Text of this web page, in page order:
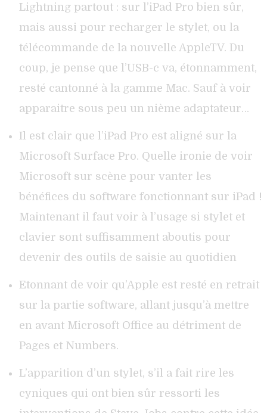
Lightning partout : sur l’iPad Pro bien sûr,
mais aussi pour recharger le stylet, ou la
télécommande de la nouvelle AppleTV. Du
coup, je pense que l’USB-c va, étonnamment,
resté cantonné à la gamme Mac. Sauf à voir
apparaitre sous peu un nième adaptateur…
Il est clair que l’iPad Pro est aligné sur la
Microsoft Surface Pro. Quelle ironie de voir
Microsoft sur scène pour vanter les
bénéfices du software fonctionnant sur iPad !
Maintenant il faut voir à l’usage si stylet et
clavier sont suffisamment aboutis pour
devenir des outils de saisie au quotidien
Etonnant de voir qu’Apple est resté en retrait
sur la partie software, allant jusqu’à mettre
en avant Microsoft Office au détriment de
Pages et Numbers.
L’apparition d’un stylet, s’il a fait rire les
cyniques qui ont bien sûr ressorti les